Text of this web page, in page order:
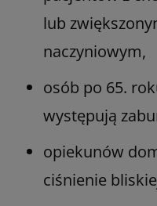
lub
naczyniowym,
osób po 65.
występują
opiekunów
ciśnienie